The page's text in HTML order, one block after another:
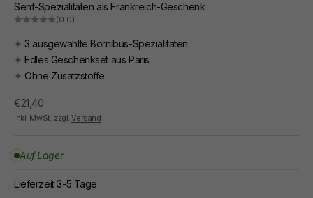
Senf-Spezialitäten als Frankreich-Geschenk
(0.0)
✦ 3 ausgewählte Bornibus-Spezialitäten
✦ Edles Geschenkset aus Paris
✦ Ohne Zusatzstoffe
Angebot
€21,40
inkl. MwSt. zzgl.Versand
Auf Lager
Lieferzeit 3-5 Tage